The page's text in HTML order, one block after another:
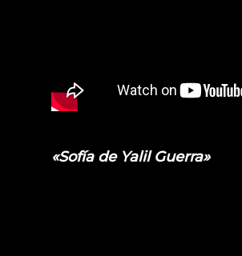
«Sofía de Yalil Guerra»